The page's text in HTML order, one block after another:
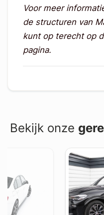
Voor meer
de structuren van
kunt op terecht op
pagina.
Bekijk onze